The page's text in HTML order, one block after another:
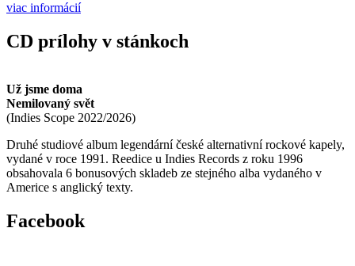
viac informácií
CD prílohy v stánkoch
Už jsme doma
Nemilovaný svět
(Indies Scope 2022/2026)
Druhé studiové album legendární české alternativní rockové kapely,
vydané v roce 1991. Reedice u Indies Records z roku 1996
obsahovala 6 bonusových skladeb ze stejného alba vydaného v
Americe s anglický texty.
Facebook